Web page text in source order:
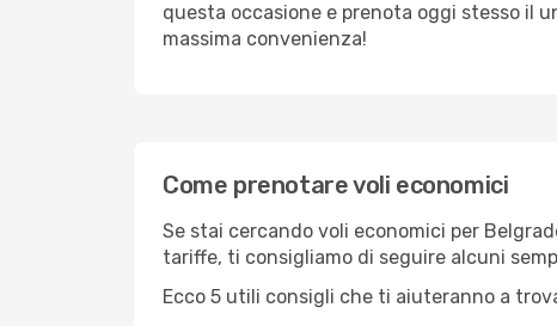
questa occasione e prenota oggi stesso il
massima convenienza!
Come prenotare voli economici
Se stai cercando voli economici per
tariffe, ti consigliamo di seguire alcuni
Ecco 5 utili consigli che ti aiuteranno a